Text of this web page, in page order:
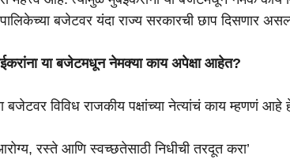
बजेटवर यंदा राज्य सरकारची छाप दिसणार
या बजेटमधून नेमक्या काय अपेक्षा आहेत?
बजेटवर विविध राजकीय पक्षांच्या नेत्यांचं काय म्हणणं
रस्ते आणि स्वच्छतेसाठी निधीची तरदूत करा’